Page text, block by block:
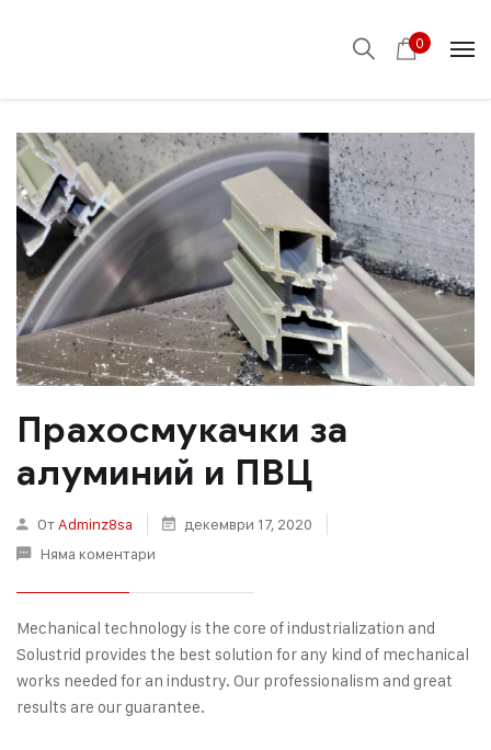
0
Прахосмукачки за
алуминий и ПВЦ
От Adminz8sa
декември 17, 2020
Няма коментари
Mechanical technology is the core of industrialization and
Solustrid provides the best solution for any kind of mechanical
works needed for an industry. Our professionalism and great
results are our guarantee.